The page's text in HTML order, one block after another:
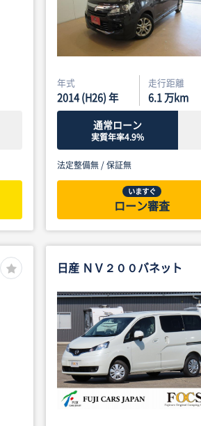
年式
2014 (H26) 年
走行距離
6.1万km
通常ローン
実質年率4.9%
法定整備無 /保証無
いますぐ
ローン審査
日産 ＮＶ２００バネット